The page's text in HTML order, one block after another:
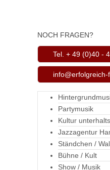
NOCH FRAGEN?
Tel. + 49 (0)40 -
Partymusik
Kultur
Jazzagentur
Ständchen /
Bühne / Kult
Show / Musik